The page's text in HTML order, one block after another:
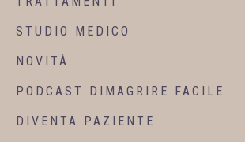
STUDIO MEDICO
NOVITÀ
PODCAST DIMAGRIRE FACILE
DIVENTA PAZIENTE